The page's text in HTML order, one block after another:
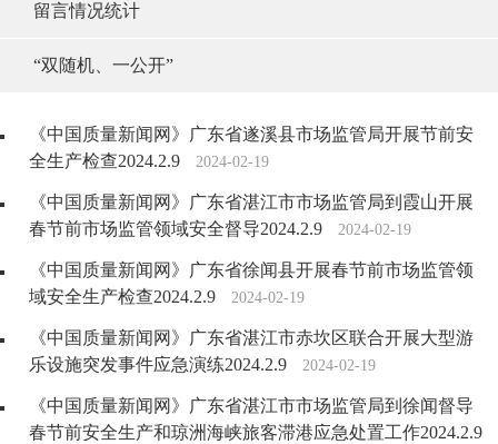
留言情况统计
“双随机、一公开”
《中国质量新闻网》广东省遂溪县市场监管局开展节前安
全生产检查2024.2.9
2024-02-19
《中国质量新闻网》广东省湛江市市场监管局到霞山开展
春节前市场监管领域安全督导2024.2.9
2024-02-19
《中国质量新闻网》广东省徐闻县开展春节前市场监管领
域安全生产检查2024.2.9
2024-02-19
《中国质量新闻网》广东省湛江市赤坎区联合开展大型游
乐设施突发事件应急演练2024.2.9
2024-02-19
《中国质量新闻网》广东省湛江市市场监管局到徐闻督导
春节前安全生产和琼洲海峡旅客滞港应急处置工作2024.2.9